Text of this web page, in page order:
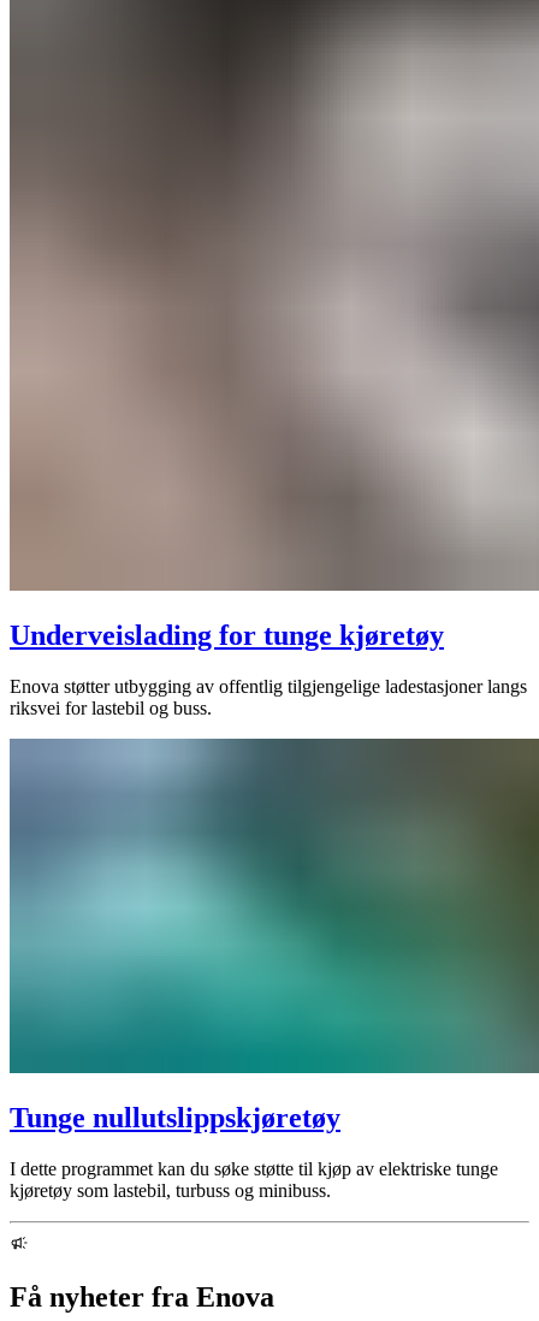
Underveislading for tunge kjøretøy
Enova støtter utbygging av offentlig tilgjengelige ladestasjoner langs
riksvei for lastebil og buss.
Tunge nullutslippskjøretøy
I dette programmet kan du søke støtte til kjøp av elektriske tunge
kjøretøy som lastebil, turbuss og minibuss.
Få nyheter fra Enova